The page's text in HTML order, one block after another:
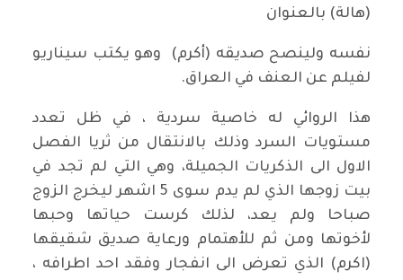
(هالة) بالعنوان
نفسه ولينصح صديقه (أكرم) وهو يكتب سيناريو
لفيلم عن العنف في العراق.
هذا الروائي له خاصية سردية ، في ظل تعدد
مستويات السرد وذلك بالانتقال من ثريا الفصل
الاول الى الذكريات الجميلة، وهي التي لم تجد في
بيت زوجها الذي لم يدم سوى 5 اشهر ليخرج الزوج
صباحا ولم يعد، لذلك كرست حياتها وحبها
لأخوتها ومن ثم للأهتمام ورعاية صديق شقيقها
(اكرم) الذي تعرض الى انفجار وفقد احد اطرافه ،